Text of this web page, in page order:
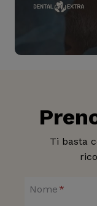
Ti basta
Nome *